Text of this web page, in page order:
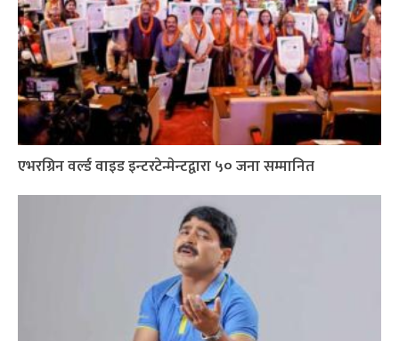
एभरग्रिन वर्ल्ड वाइड इन्टरटेन्मेन्टद्वारा ५० जना सम्मानित